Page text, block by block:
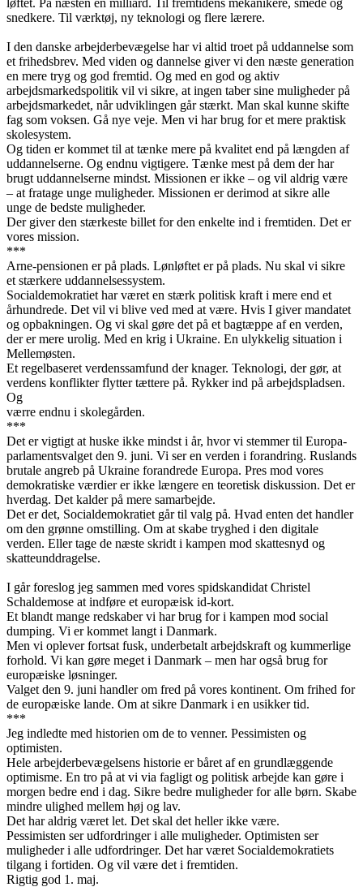
løftet. På næsten en milliard. Til fremtidens mekanikere, smede og
snedkere. Til værktøj, ny teknologi og flere lærere.
I den danske arbejderbevægelse har vi altid troet på uddannelse som
et frihedsbrev. Med viden og dannelse giver vi den næste generation
en mere tryg og god fremtid. Og med en god og aktiv
arbejdsmarkedspolitik vil vi sikre, at ingen taber sine muligheder på
arbejdsmarkedet, når udviklingen går stærkt. Man skal kunne skifte
fag som voksen. Gå nye veje. Men vi har brug for et mere praktisk
skolesystem.
Og tiden er kommet til at tænke mere på kvalitet end på længden af
uddannelserne. Og endnu vigtigere. Tænke mest på dem der har
brugt uddannelserne mindst. Missionen er ikke – og vil aldrig være
– at fratage unge muligheder. Missionen er derimod at sikre alle
unge de bedste muligheder.
Der giver den stærkeste billet for den enkelte ind i fremtiden. Det er
vores mission.
***
Arne-pensionen er på plads. Lønløftet er på plads. Nu skal vi sikre
et stærkere uddannelsessystem.
Socialdemokratiet har været en stærk politisk kraft i mere end et
århundrede. Det vil vi blive ved med at være. Hvis I giver mandatet
og opbakningen. Og vi skal gøre det på et bagtæppe af en verden,
der er mere urolig. Med en krig i Ukraine. En ulykkelig situation i
Mellemøsten.
Et regelbaseret verdenssamfund der knager. Teknologi, der gør, at
verdens konflikter flytter tættere på. Rykker ind på arbejdspladsen.
Og
værre endnu i skolegården.
***
Det er vigtigt at huske ikke mindst i år, hvor vi stemmer til Europa-
parlamentsvalget den 9. juni. Vi ser en verden i forandring. Ruslands
brutale angreb på Ukraine forandrede Europa. Pres mod vores
demokratiske værdier er ikke længere en teoretisk diskussion. Det er
hverdag. Det kalder på mere samarbejde.
Det er det, Socialdemokratiet går til valg på. Hvad enten det handler
om den grønne omstilling. Om at skabe tryghed i den digitale
verden. Eller tage de næste skridt i kampen mod skattesnyd og
skatteunddragelse.
I går foreslog jeg sammen med vores spidskandidat Christel
Schaldemose at indføre et europæisk id-kort.
Et blandt mange redskaber vi har brug for i kampen mod social
dumping. Vi er kommet langt i Danmark.
Men vi oplever fortsat fusk, underbetalt arbejdskraft og kummerlige
forhold. Vi kan gøre meget i Danmark – men har også brug for
europæiske løsninger.
Valget den 9. juni handler om fred på vores kontinent. Om frihed for
de europæiske lande. Om at sikre Danmark i en usikker tid.
***
Jeg indledte med historien om de to venner. Pessimisten og
optimisten.
Hele arbejderbevægelsens historie er båret af en grundlæggende
optimisme. En tro på at vi via fagligt og politisk arbejde kan gøre i
morgen bedre end i dag. Sikre bedre muligheder for alle børn. Skabe
mindre ulighed mellem høj og lav.
Det har aldrig været let. Det skal det heller ikke være.
Pessimisten ser udfordringer i alle muligheder. Optimisten ser
muligheder i alle udfordringer. Det har været Socialdemokratiets
tilgang i fortiden. Og vil være det i fremtiden.
Rigtig god 1. maj.